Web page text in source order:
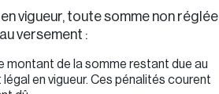
vigueur, toute somme non réglée
versement :
montant de la somme restant due au
en vigueur. Ces pénalités courent